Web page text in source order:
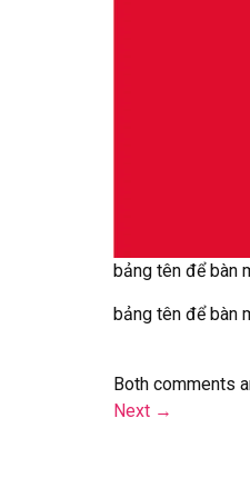
bảng tên để bàn
bảng tên để bàn
Both comments
Next →